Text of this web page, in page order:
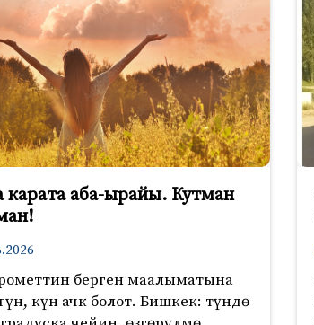
карата аба-ырайы. Кутман
берген маалыматына
күн ачк болот. Бишкек: түндө